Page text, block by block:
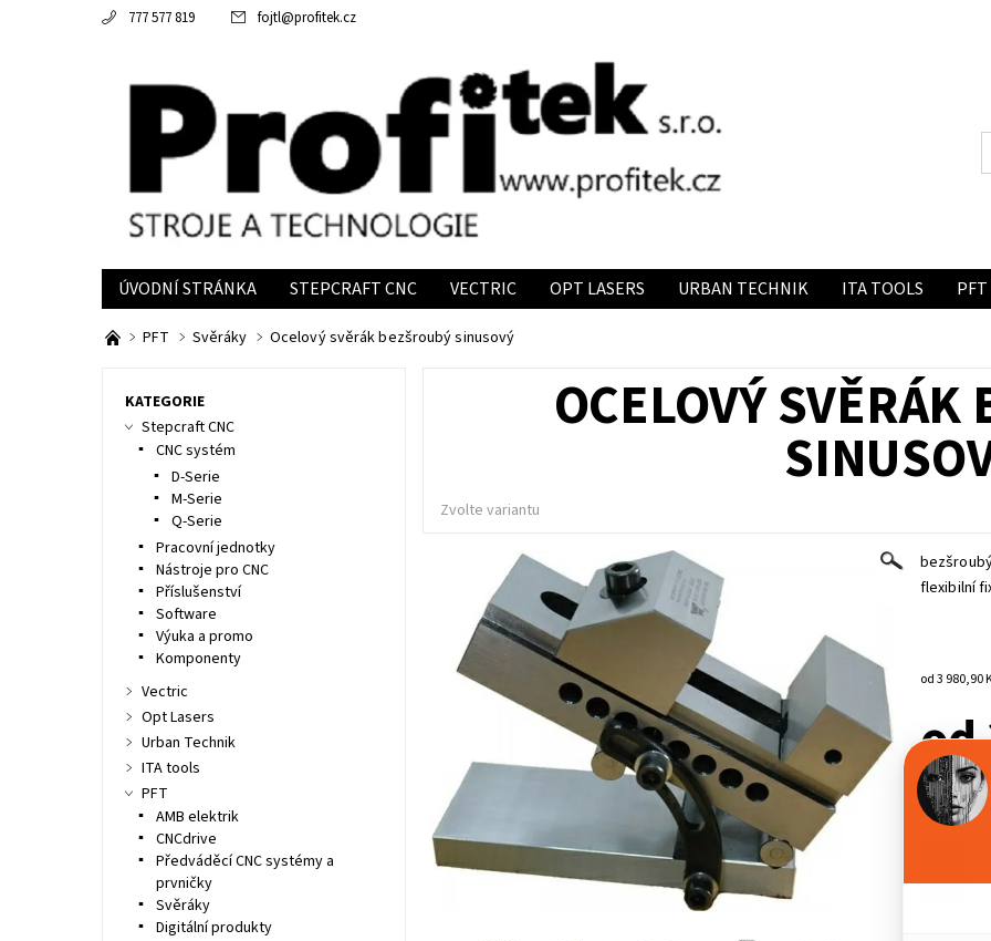
777 577 819 fojtl@profitek.cz
ÚVODNÍ STRÁNKA STEPCRAFT CNC VECTRIC OPT LASERS URBAN TECHNIK ITA TOOLS PFT
INFORMACE
PFT Svěráky Ocelový svěrák bezšroubý sinusový
OCELOVÝ SVĚRÁK
Zvolte variantu
flexibilní
od 3 980,90
od
VARIANTA
KATEGORIE
Stepcraft CNC
CNC systém
D-Serie
M-Serie
Q-Serie
Pracovní jednotky
Nástroje pro CNC
Příslušenství
Software
Výuka a promo
Komponenty
Vectric
Opt Lasers
Urban Technik
ITA tools
PFT
AMB elektrik
CNCdrive
Předváděcí CNC systémy a
prvničky
Svěráky
Digitální produkty